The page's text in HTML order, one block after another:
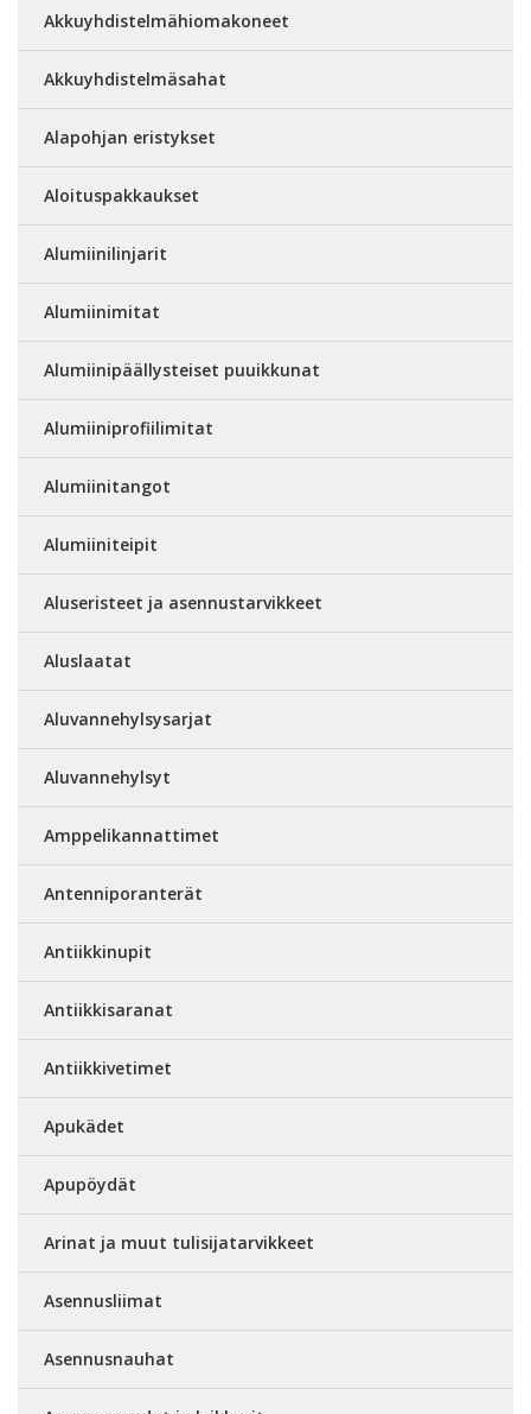
Akkuyhdistelmähiomakoneet
Akkuyhdistelmäsahat
Alapohjan eristykset
Aloituspakkaukset
Alumiinilinjarit
Alumiinimitat
Alumiinipäällysteiset puuikkunat
Alumiiniprofiilimitat
Alumiinitangot
Alumiiniteipit
Aluseristeet ja asennustarvikkeet
Aluslaatat
Aluvannehylsysarjat
Aluvannehylsyt
Amppelikannattimet
Antenniporanterät
Antiikkinupit
Antiikkisaranat
Antiikkivetimet
Apukädet
Apupöydät
Arinat ja muut tulisijatarvikkeet
Asennusliimat
Asennusnauhat